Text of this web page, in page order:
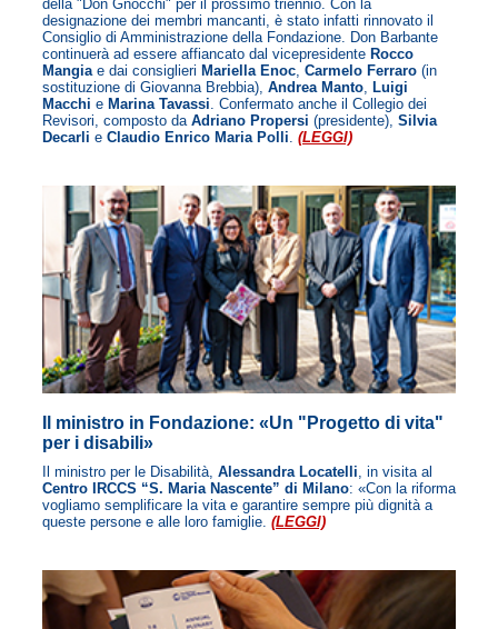
della "Don Gnocchi" per il prossimo triennio. Con la
designazione dei membri mancanti, è stato infatti rinnovato il
Consiglio di Amministrazione della Fondazione. Don Barbante
continuerà ad essere affiancato dal vicepresidente Rocco
Mangiae dai consiglieri Mariella Enoc, Carmelo Ferraro (in
sostituzione di Giovanna Brebbia), Andrea Manto, Luigi
Macchi e Marina Tavassi. Confermato anche il Collegio dei
Revisori, composto da Adriano Propersi (presidente), Silvia
Decarli e Claudio Enrico Maria Polli. (LEGGI)
Il ministro in Fondazione: «Un "Progetto di vita"
per i disabili»
Il ministro per le Disabilità, Alessandra Locatelli, in visita al
Centro IRCCS “S. Maria Nascente” di Milano: «Con la riforma
vogliamo semplificare la vita e garantire sempre più dignità a
queste persone e alle loro famiglie. (LEGGI)